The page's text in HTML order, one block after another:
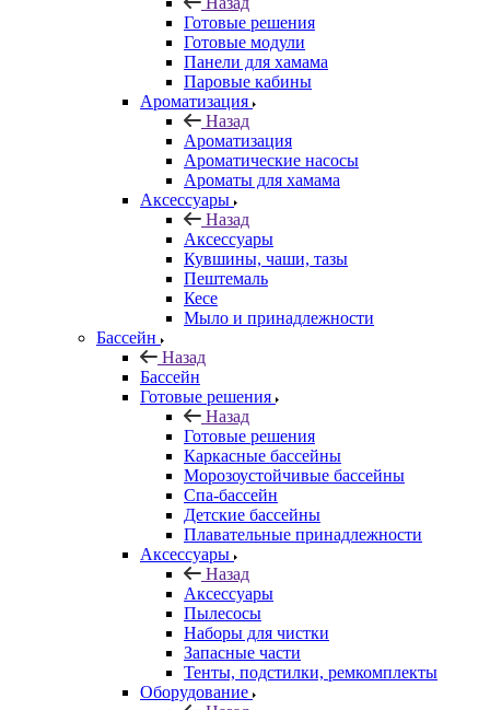
Готовые решения
Готовые модули
Панели для хамама
Паровые кабины
Ароматизация
Назад
Ароматизация
Ароматические насосы
Ароматы для хамама
Аксессуары
Назад
Аксессуары
Кувшины, чаши, тазы
Пештемаль
Кесе
Мыло и принадлежности
Бассейн
Назад
Бассейн
Готовые решения
Назад
Готовые решения
Каркасные бассейны
Морозоустойчивые бассейны
Спа-бассейн
Детские бассейны
Плавательные принадлежности
Аксессуары
Назад
Аксессуары
Пылесосы
Наборы для чистки
Запасные части
Тенты, подстилки, ремкомплекты
Оборудование